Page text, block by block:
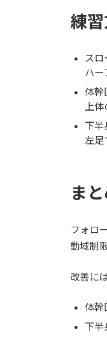
練
ス
ハー
体幹
上
下半
左足
ま
フォロ
動域制
改善に
体幹
下半